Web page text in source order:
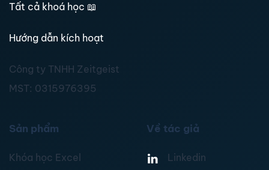
Tất cả khoá học 📖
Hướng dẫn kích hoạt
Công ty TNHH Zeitgeist
MST: 0315976395
Sản phẩm
Khóa học Excel
Về tác giả
Linkedin